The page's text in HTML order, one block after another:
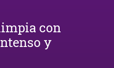
con
y